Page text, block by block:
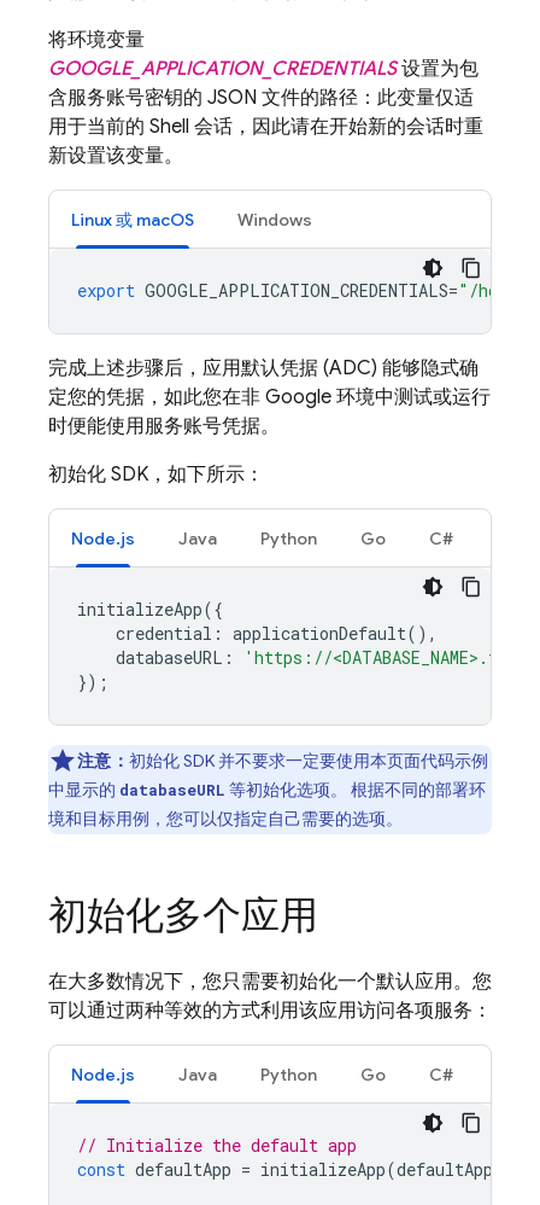
将环境变量
GOOGLE_APPLICATION_CREDENTIALS设置为包
含服务账号密钥的 JSON 文件的路径：此变量仅适
用于当前的 Shell 会话，因此请在开始新的会话时重
新设置该变量。
Linux 或 macOS Windows
export GOOGLE_APPLICATION_CREDENTIALS="/home/
完成上述步骤后，应用默认凭据 (ADC) 能够隐式确
定您的凭据，如此您在非 Google 环境中测试或运行
时便能使用服务账号凭据。
初始化 SDK，如下所示：
Node.js Java Python Go C#
initializeApp({
credential : applicationDefault(),
databaseURL :
'https://
});
注意： 初始化 SDK 并不要求一定要使用本页面代码示例
中显示的 databaseURL 等初始化选项。 根据不同的部署环
境和目标用例，您可以仅指定自己需要的选项。
初始化多个应用
在大多数情况下，您只需要初始化一个默认应用。您
可以通过两种等效的方式利用该应用访问各项服务：
Node.js Java Python Go C#
// Initialize the default app
const defaultApp = initializeApp(